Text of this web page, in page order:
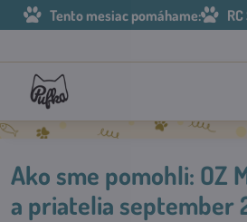
Tento mesiac pomáhame:
Ako sme pomohli: OZ
a priatelia september